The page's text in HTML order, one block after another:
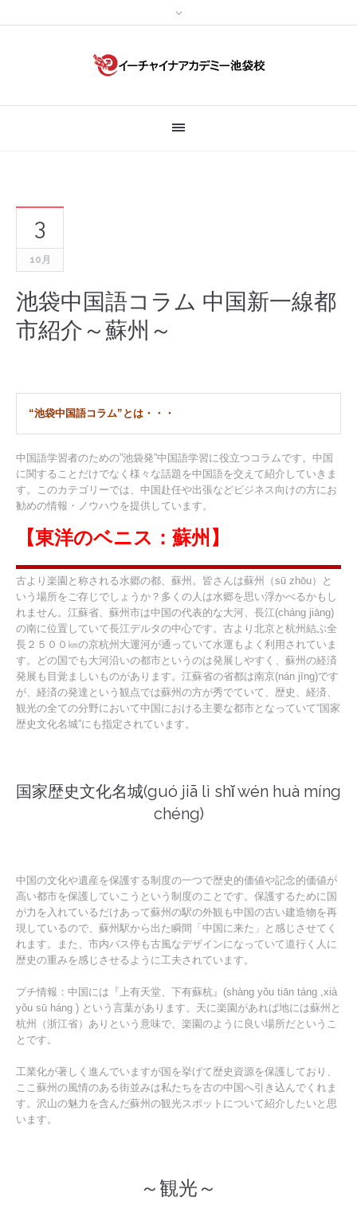
3
10月
池袋中国語コラム 中国新一線都
市紹介～蘇州～
“池袋中国語コラム”とは・・・
中国語学習者のための”池袋発”中国語学習に役立つコラムです。中国
に関することだけでなく様々な話題を中国語を交えて紹介していきま
す。このカテゴリーでは、中国赴任や出張などビジネス向けの方にお
勧めの情報・ノウハウを提供しています。
【東洋のベニス：蘇州】
古より楽園と称される水郷の都、蘇州。皆さんは蘇州（sū zhōu）と
いう場所をご存じでしょうか？多くの人は水郷を思い浮かべるかもし
れません。江蘇省、蘇州市は中国の代表的な大河、長江(cháng jiāng)
の南に位置していて長江デルタの中心です。古より北京と杭州結ぶ全
長２５００㎞の京杭州大運河が通っていて水運もよく利用されていま
す。どの国でも大河沿いの都市というのは発展しやすく、蘇州の経済
発展も目覚ましいものがあります。江蘇省の省都は南京(nán jīng)です
が、経済の発達という観点では蘇州の方が秀でていて、歴史、経済、
観光の全ての分野において中国における主要な都市となっていて“国家
歴史文化名城”にも指定されています。
国家歴史文化名城(guó jiā lì shǐ wén huà míng
chéng)
中国の文化や遺産を保護する制度の一つで歴史的価値や記念的価値が
高い都市を保護していこうという制度のことです。保護するために国
が力を入れているだけあって蘇州の駅の外観も中国の古い建造物を再
現しているので、蘇州駅から出た瞬間「中国に来た」と感じさせてく
れます。また、市内バス停も古風なデザインになっていて道行く人に
歴史の重みを感じさせるように工夫されています。
プチ情報：中国には『上有天堂、下有蘇杭』(shàng yǒu tiān táng ,xià
yǒu sū háng ) という言葉があります。天に楽園があれば地には蘇州と
杭州（浙江省）ありという意味で、楽園のように良い場所だというこ
とです。
工業化が著しく進んでいますが国を挙げて歴史資源を保護しており、
ここ蘇州の風情のある街並みは私たちを古の中国へ引き込んでくれま
す。沢山の魅力を含んだ蘇州の観光スポットについて紹介したいと思
います。
～観光～